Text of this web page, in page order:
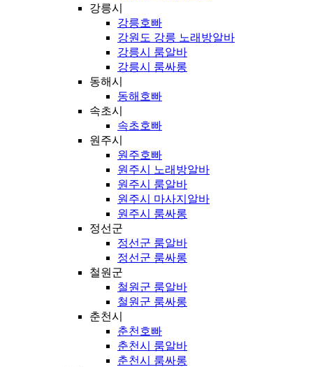
강릉시
강릉호빠
강원도 강릉 노래방알바
강릉시 룸알바
강릉시 룸싸롱
동해시
동해호빠
속초시
속초호빠
원주시
원주호빠
원주시 노래방알바
원주시 룸알바
원주시 마사지알바
원주시 룸싸롱
정선군
정선군 룸알바
정선군 룸싸롱
철원군
철원군 룸알바
철원군 룸싸롱
춘천시
춘천호빠
춘천시 룸알바
춘천시 룸싸롱